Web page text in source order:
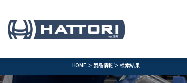
HOME＞ 製品情報＞ 検索結果